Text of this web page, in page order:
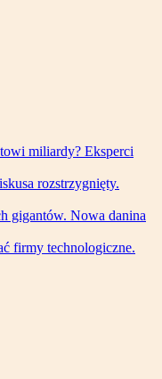
miliardy? Eksperci
rozstrzygnięty.
gigantów. Nowa danina
firmy technologiczne.